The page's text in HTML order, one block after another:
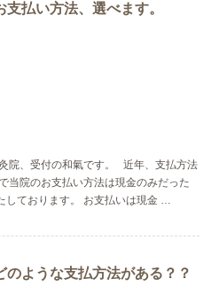
支払い方法、選べます。
院、受付の和氣です。 近年、支払方法
当院のお支払い方法は現金のみだった
しております。 お支払いは現金 …
のような支払方法がある？？